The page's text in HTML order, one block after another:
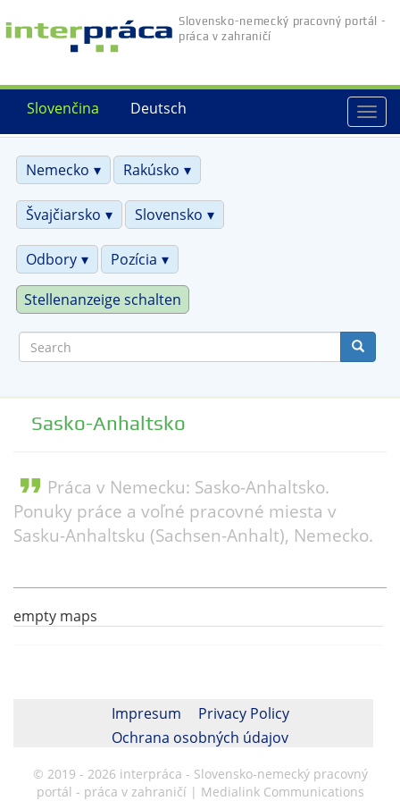
Skip
to
Deutsch
Slovenčina
Slovensko-nemecký pracovný portál -
práca v zahraničí
Nemecko
Rakúsko
Švajčiarsko Slovensko
Odbory Pozícia
Stellenanzeige schalten
Sasko-Anhaltsko
format_quote Práca v Nemecku: Sasko-Anhaltsko.
Ponuky práce a voľné pracovné miesta v
Sasku-Anhaltsku (Sachsen-Anhalt), Nemecko.
empty maps
Impresum
Privacy Policy
Ochrana osobných údajov
© 2019 - 2026 interpráca - Slovensko-nemecký pracovný
portál - práca v zahraničí | Medialink Communications